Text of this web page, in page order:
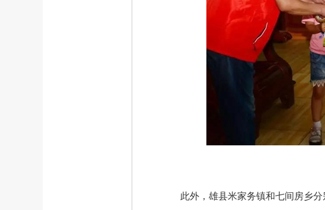
此外，雄县米家务镇和七间房乡分